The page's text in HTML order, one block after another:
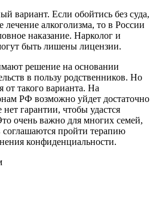
вариант. Если обойтись без суда,
алкоголизма, то в России
наказание. Нарколог и
быть лишены лицензии.
решение на основании
в пользу родственников. Но
от такого варианта. На
РФ возможно уйдет достаточно
гарантии, чтобы удастся
очень важно для многих семей,
соглашаются пройти терапию
конфиденциальности.